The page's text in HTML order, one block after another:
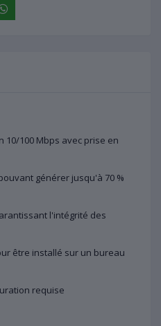
10/100 Mbps avec prise en
générer jusqu'à 70 %
l'intégrité des
être installé sur un bureau
requise